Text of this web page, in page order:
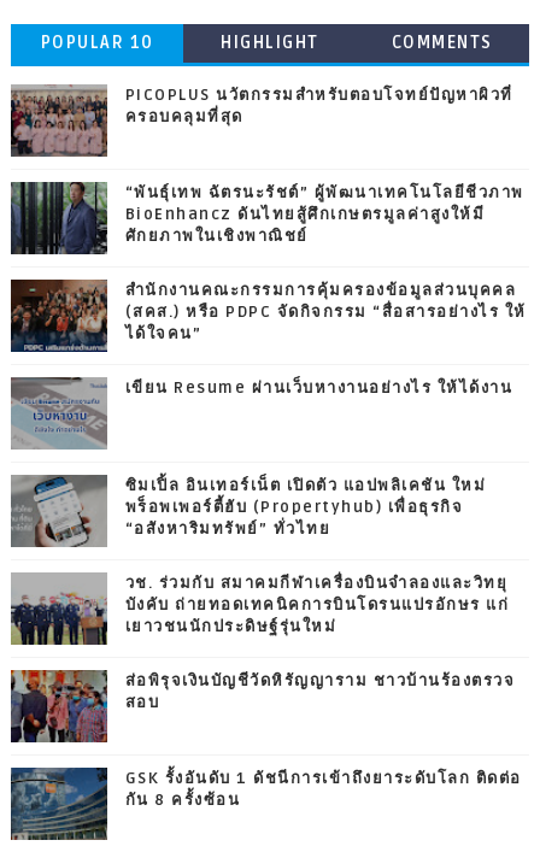
POPULAR 10 HIGHLIGHT COMMENTS
PICOPLUS นวัตกรรมสำหรับตอบโจทย์ปัญหาผิวที่
ครอบคลุมที่สุด
“พันธุ์เทพ ฉัตรนะรัชต์” ผู้พัฒนาเทคโนโลยีชีวภาพ
BioEnhancz ดันไทยสู้ศึกเกษตรมูลค่าสูงให้มี
ศักยภาพในเชิงพาณิชย์
สำนักงานคณะกรรมการคุ้มครองข้อมูลส่วนบุคคล
(สคส.) หรือ PDPC จัดกิจกรรม “สื่อสารอย่างไร ให้
ได้ใจคน”
เขียน Resume ผ่านเว็บหางานอย่างไร ให้ได้งาน
ซิมเปิ้ล อินเทอร์เน็ต เปิดตัว แอปพลิเคชัน ใหม่
พร็อพเพอร์ตี้ฮับ (Propertyhub) เพื่อธุรกิจ
“อสังหาริมทรัพย์” ทั่วไทย
วช. ร่วมกับ สมาคมกีฬาเครื่องบินจำลองและวิทยุ
บังคับ ถ่ายทอดเทคนิคการบินโดรนแปรอักษร แก่
เยาวชนนักประดิษฐ์รุ่นใหม่
ส่อพิรุจเงินบัญชีวัดหิรัญญาราม ชาวบ้านร้องตรวจ
สอบ
GSK รั้งอันดับ 1 ดัชนีการเข้าถึงยาระดับโลก ติดต่อ
กัน 8 ครั้งซ้อน